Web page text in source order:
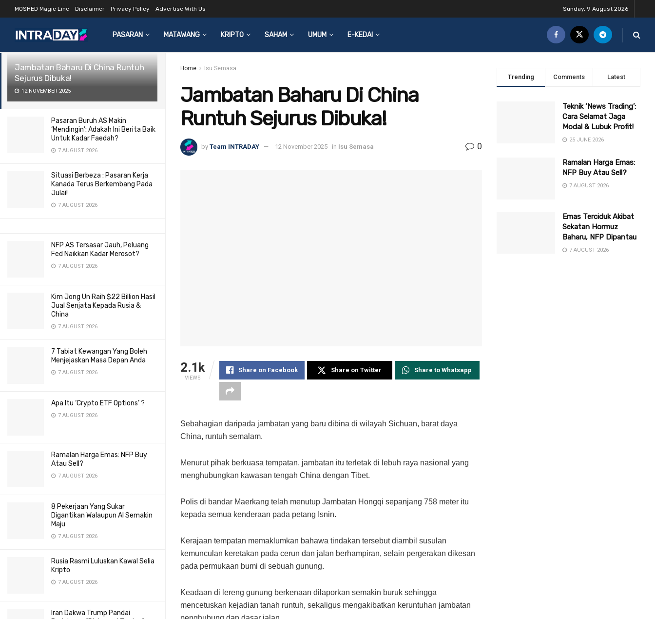
LATEST TRENDING Filter
Jambatan Baharu Di China Runtuh
Sejurus Dibuka!
12 NOVEMBER 2025
Pasaran Buruh AS Makin
‘Mendingin’: Adakah Ini Berita Baik
Untuk Kadar Faedah?
7 AUGUST 2026
Situasi Berbeza : Pasaran Kerja
Kanada Terus Berkembang Pada
Julai!
7 AUGUST 2026
NFP AS Tersasar Jauh, Peluang
Fed Naikkan Kadar Merosot?
7 AUGUST 2026
Kim Jong Un Raih $22 Billion Hasil
Jual Senjata Kepada Rusia &
China
7 AUGUST 2026
7 Tabiat Kewangan Yang Boleh
Menjejaskan Masa Depan Anda
7 AUGUST 2026
Apa Itu ‘Crypto ETF Options’ ?
7 AUGUST 2026
Ramalan Harga Emas: NFP Buy
Atau Sell?
7 AUGUST 2026
8 Pekerjaan Yang Sukar
Digantikan Walaupun AI Semakin
Maju
7 AUGUST 2026
Rusia Rasmi Luluskan Kawal Selia
Kripto
7 AUGUST 2026
Iran Dakwa Trump Pandai
MOSHED Magic Line Disclaimer Privacy Policy Advertise With Us Sunday, 9 August 2026
PASARAN MATAWANG KRIPTO SAHAM UMUM E-KEDAI
Home Isu Semasa
Jambatan Baharu Di China
Runtuh Sejurus Dibuka!
by Team INTRADAY 12 November 2025 in Isu Semasa 0
2.1k
VIEWS
Share on Facebook Share on Twitter Share to Whatsapp
Sebahagian daripada jambatan yang baru dibina di wilayah Sichuan, barat daya
China, runtuh semalam.
Menurut pihak berkuasa tempatan, jambatan itu terletak di lebuh raya nasional yang
menghubungkan kawasan tengah China dengan Tibet.
Polis di bandar Maerkang telah menutup Jambatan Hongqi sepanjang 758 meter itu
kepada semua kenderaan pada petang Isnin.
Kerajaan tempatan memaklumkan bahawa tindakan tersebut diambil susulan
kemunculan keretakan pada cerun dan jalan berhampiran, selain pergerakan dikesan
pada permukaan bumi di sebuah gunung.
Keadaan di lereng gunung berkenaan dilaporkan semakin buruk sehingga
mencetuskan kejadian tanah runtuh, sekaligus mengakibatkan keruntuhan jambatan
Trending Comments Latest
Teknik ‘News Trading’:
Cara Selamat Jaga
Modal & Lubuk Profit!
25 JUNE 2026
Ramalan Harga Emas:
NFP Buy Atau Sell?
7 AUGUST 2026
Emas Terciduk Akibat
Sekatan Hormuz
Baharu, NFP Dipantau
7 AUGUST 2026